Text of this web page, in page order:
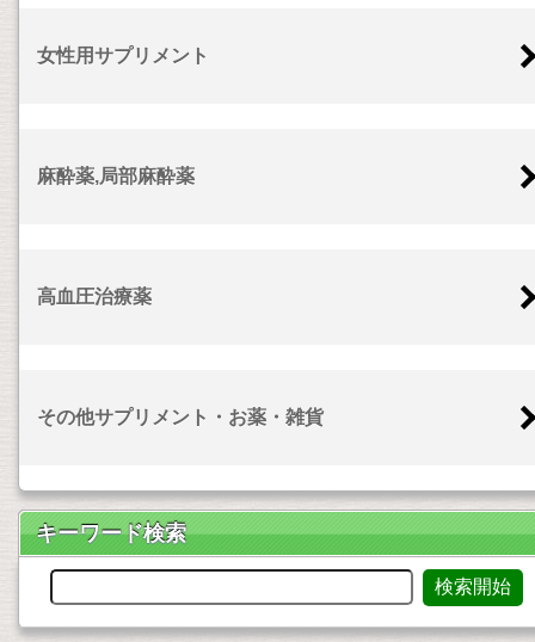
女性用サプリメント
麻酔薬,局部麻酔薬
高血圧治療薬
その他サプリメント・お薬・雑貨
キーワード検索